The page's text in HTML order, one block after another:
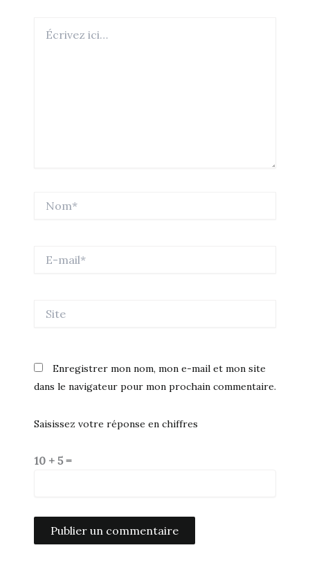
ici…
mail*
Enregistrer mon nom, mon e-mail et mon site
dans le navigateur pour mon prochain commentaire.
Saisissez votre réponse en chiffres
10 + 5 =